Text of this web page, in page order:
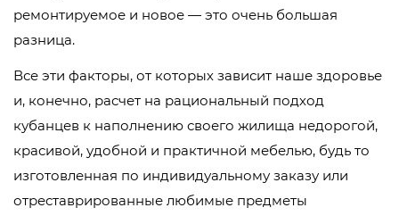
ремонтируемое и новое — это очень большая
разница.
Все эти факторы, от которых зависит наше здоровье
и, конечно, расчет на рациональный подход
кубанцев к наполнению своего жилища недорогой,
красивой, удобной и практичной мебелью, будь то
изготовленная по индивидуальному заказу или
отреставрированные любимые предметы